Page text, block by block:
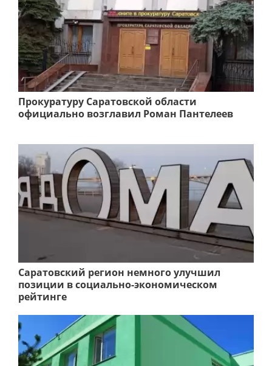
Прокуратуру Саратовской области
официально возглавил Роман Пантелеев
Саратовский регион немного улучшил
позиции в социально-экономическом
рейтинге